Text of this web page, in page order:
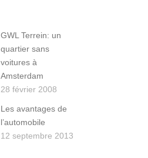
GWL Terrein: un
quartier sans
voitures à
Amsterdam
28 février 2008
Les avantages de
l’automobile
12 septembre 2013